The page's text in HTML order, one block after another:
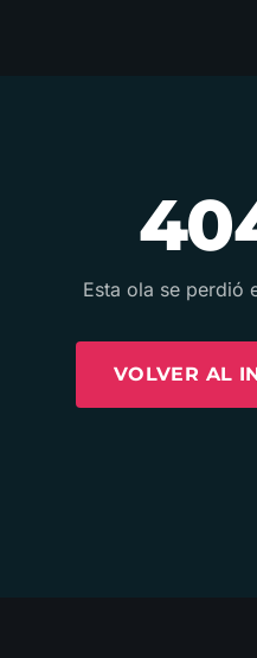
Esta ola se perdió
VOLVER AL